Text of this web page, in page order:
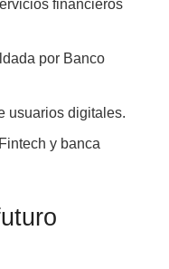
financieros
por Banco
usuarios digitales.
y banca